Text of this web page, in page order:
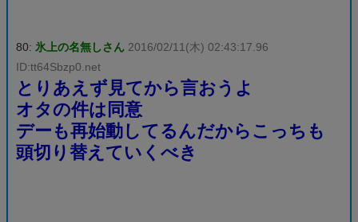
80: 氷上の名無しさん 2016/02/11(木) 02:43:17.96
ID:tt64Sbzp0.net
とりあえず見てから言おうよ
オタの件は同意
デーも再始動してるんだからこっちも
頭切り替えていくべき